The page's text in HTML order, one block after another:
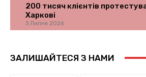
200 тисяч клієнтів
Харкові
3 Липня 2026
ЗАЛИШАЙТЕСЯ З НАМИ